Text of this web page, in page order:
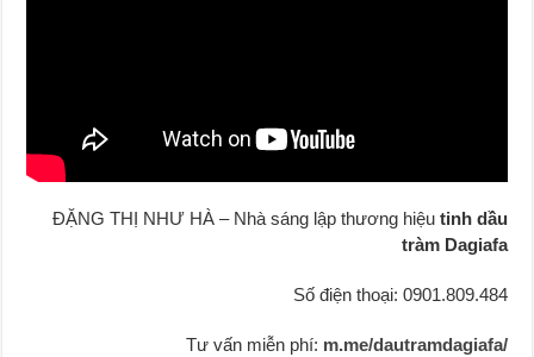
ĐẶNG THỊ NHƯ HÀ – Nhà sáng lập thương hiệu tinh dầu
tràm Dagiafa
Số điện thoại: 0901.809.484
Tư vấn miễn phí: m.me/dautramdagiafa/